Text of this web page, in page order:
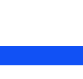
Szeretnéd